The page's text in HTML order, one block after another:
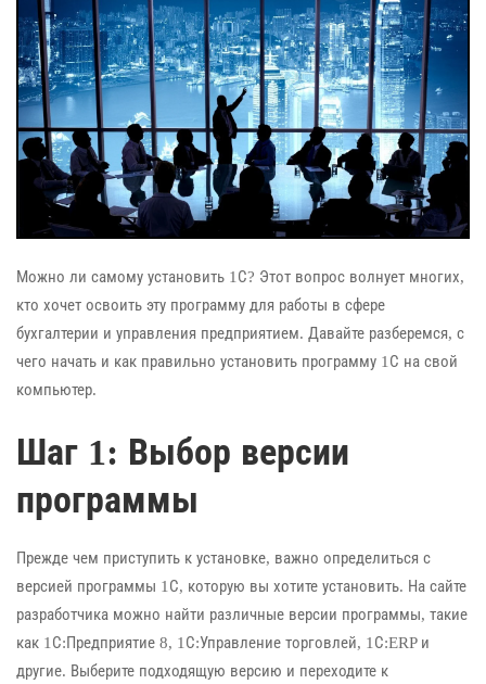
Можно ли самому установить 1С? Этот вопрос волнует многих,
кто хочет освоить эту программу для работы в сфере
бухгалтерии и управления предприятием. Давайте разберемся, с
чего начать и как правильно установить программу 1С на свой
компьютер.
Шаг 1: Выбор версии
программы
Прежде чем приступить к установке, важно определиться с
версией программы 1С, которую вы хотите установить. На сайте
разработчика можно найти различные версии программы, такие
как 1С:Предприятие 8, 1С:Управление торговлей, 1С:ERP и
другие. Выберите подходящую версию и переходите к